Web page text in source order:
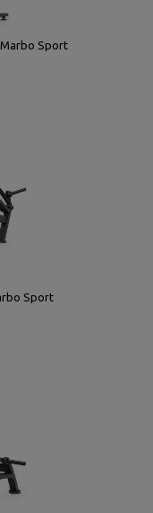
Marbo Sport
Sport